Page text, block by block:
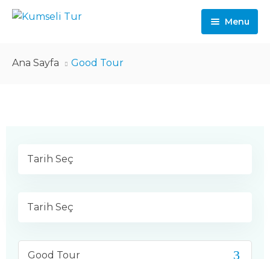
Menu
Günübirlik Turlar
Ana Sayfa Good Tour